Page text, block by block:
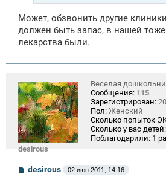
Может, обзвонить другие
должен быть запас, в нашей
лекарства были.
desirous
Веселая
Сообщения: 115
Зарегистрирован:
Пол: Женский
Сколько попыток
Сколько у вас детей:
Поблагодарили: 1
Сdesirous 02 июн 2011, 14:16